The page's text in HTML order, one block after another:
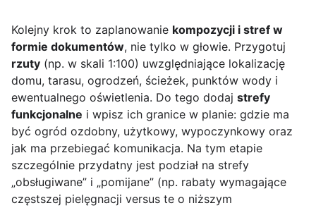
Kolejny krok to zaplanowanie kompozycji i stref w
formie dokumentów, nie tylko w głowie. Przygotuj
rzuty (np. w skali 1:100) uwzględniające lokalizację
domu, tarasu, ogrodzeń, ścieżek, punktów wody i
ewentualnego oświetlenia. Do tego dodaj strefy
funkcjonalne i wpisz ich granice w planie: gdzie ma
być ogród ozdobny, użytkowy, wypoczynkowy oraz
jak ma przebiegać komunikacja. Na tym etapie
szczególnie przydatny jest podział na strefy
„obsługiwane” i „pomijane” (np. rabaty wymagające
częstszej pielęgnacji versus te o niższym